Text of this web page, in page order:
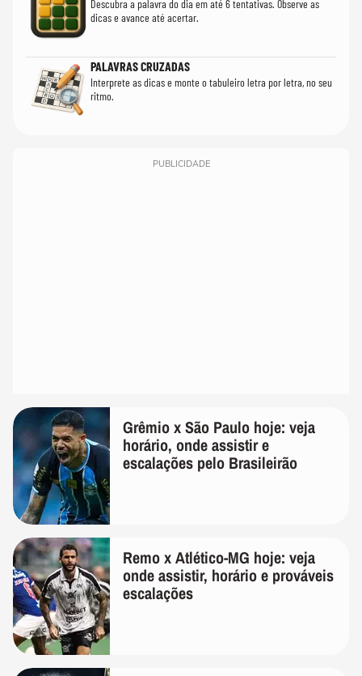
Descubra a palavra do dia em até 6 tentativas. Observe as
dicas e avance até acertar.
PALAVRAS CRUZADAS
Interprete as dicas e monte o tabuleiro letra por letra, no seu
ritmo.
PUBLICIDADE
Grêmio x São Paulo hoje: veja
horário, onde assistir e
escalações pelo Brasileirão
Remo x Atlético-MG hoje: veja
onde assistir, horário e prováveis
escalações